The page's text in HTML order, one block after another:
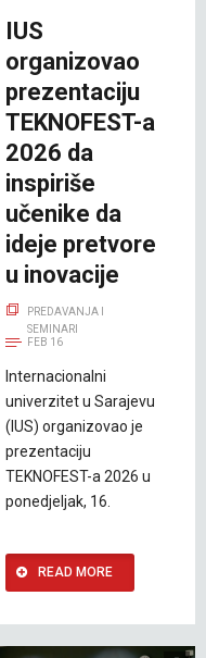
IUS
organizovao
prezentaciju
TEKNOFEST-a
2026 da
inspiriše
učenike da
ideje pretvore
u inovacije
PREDAVANJA I
SEMINARI
FEB 16
Internacionalni
univerzitet u Sarajevu
(IUS) organizovao je
prezentaciju
TEKNOFEST-a 2026 u
ponedjeljak, 16.
READ MORE